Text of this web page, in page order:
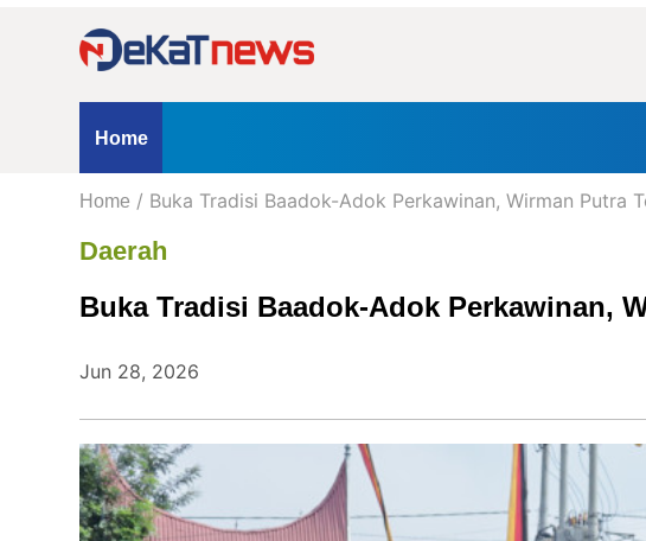
Peristiwa
Daerah
Politik
Lifestyle
Opini
& Kriminal Peristiwa
Home
Home / Buka Tradisi Baadok-Adok Perkawinan, Wirman Putra
Daerah
Buka Tradisi Baadok-Adok Perkawinan,
Jun 28, 2026